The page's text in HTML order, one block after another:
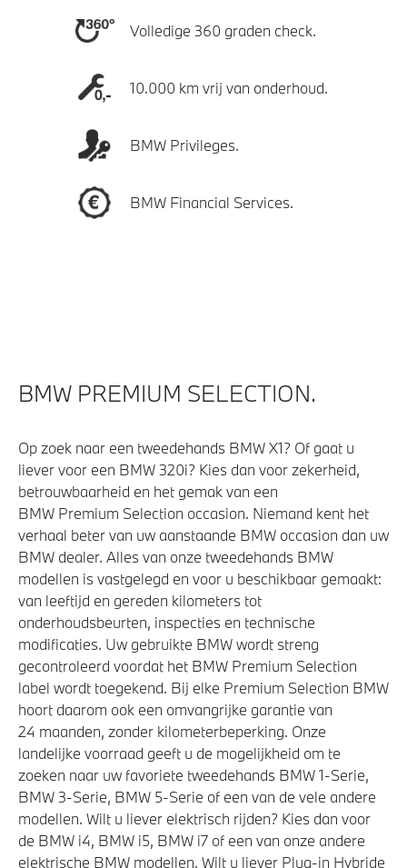
Volledige 360 graden check.
10.000 km vrij van onderhoud.
BMW Privileges.
BMW Financial Services.
BMW PREMIUM SELECTION.
Op zoek naar een tweedehands BMW X1? Of gaat u
liever voor een BMW 320i? Kies dan voor zekerheid,
betrouwbaarheid en het gemak van een
BMW Premium Selection occasion. Niemand kent het
verhaal beter van uw aanstaande BMW occasion dan uw
BMW dealer. Alles van onze tweedehands BMW
modellen is vastgelegd en voor u beschikbaar gemaakt:
van leeftijd en gereden kilometers tot
onderhoudsbeurten, inspecties en technische
modificaties. Uw gebruikte BMW wordt streng
gecontroleerd voordat het BMW Premium Selection
label wordt toegekend. Bij elke Premium Selection BMW
hoort daarom ook een omvangrijke garantie van
24 maanden, zonder kilometerbeperking. Onze
landelijke voorraad geeft u de mogelijkheid om te
zoeken naar uw favoriete tweedehands BMW 1-Serie,
BMW 3-Serie, BMW 5-Serie of een van de vele andere
modellen. Wilt u liever elektrisch rijden? Kies dan voor
de BMW i4, BMW i5, BMW i7 of een van onze andere
elektrische BMW modellen. Wilt u liever Plug-in Hybride